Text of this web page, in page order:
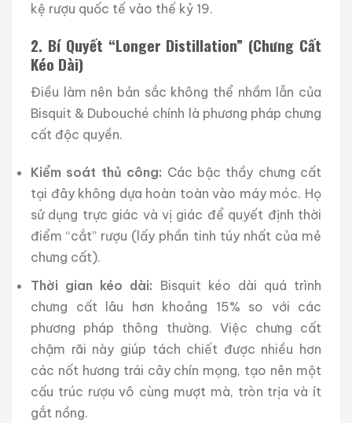
kệ rượu quốc tế vào thế kỷ 19.
2. Bí Quyết “Longer Distillation” (Chưng Cất
Kéo Dài)
Điều làm nên bản sắc không thể nhầm lẫn của
Bisquit & Dubouché chính là phương pháp chưng
cất độc quyền.
Kiểm soát thủ công: Các bậc thầy chưng cất
tại đây không dựa hoàn toàn vào máy móc. Họ
sử dụng trực giác và vị giác để quyết định thời
điểm “cắt” rượu (lấy phần tinh túy nhất của mẻ
chưng cất).
Thời gian kéo dài: Bisquit kéo dài quá trình
chưng cất lâu hơn khoảng 15% so với các
phương pháp thông thường. Việc chưng cất
chậm rãi này giúp tách chiết được nhiều hơn
các nốt hương trái cây chín mọng, tạo nên một
cấu trúc rượu vô cùng mượt mà, tròn trịa và ít
gắt nồng.